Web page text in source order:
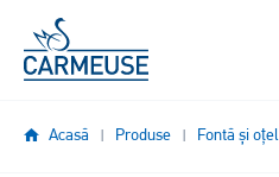
Mergi la conţinutul principal
Acasă Produse Fontă și oțel